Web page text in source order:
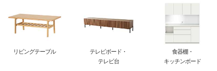
リビングテーブル
テレビボード・
テレビ台
食器棚・
キッチンボード